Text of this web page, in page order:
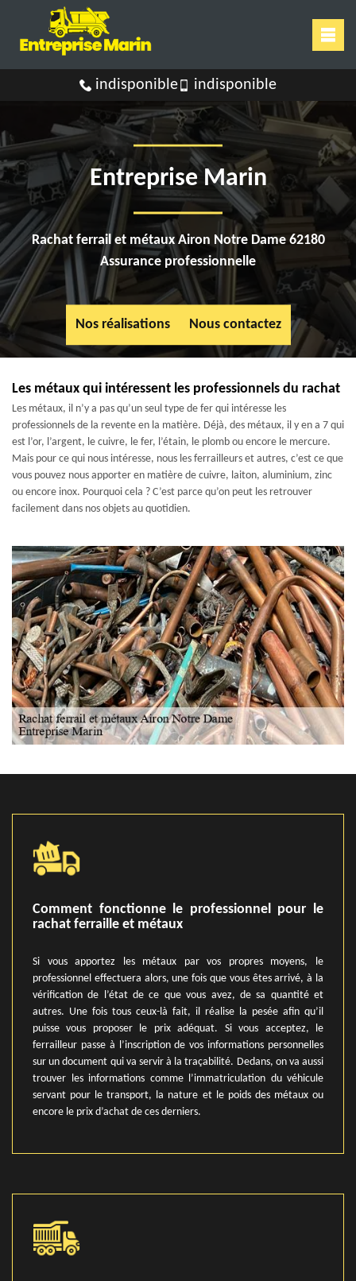
indisponible indisponible
Entreprise Marin
Rachat ferrail et métaux Airon Notre Dame 62180
Assurance professionnelle
Nos réalisations Nous contactez
Les métaux qui intéressent les professionnels du rachat
Les métaux, il n’y a pas qu’un seul type de fer qui intéresse les
professionnels de la revente en la matière. Déjà, des métaux, il y en a 7 qui
est l’or, l’argent, le cuivre, le fer, l’étain, le plomb ou encore le mercure.
Mais pour ce qui nous intéresse, nous les ferrailleurs et autres, c’est ce que
vous pouvez nous apporter en matière de cuivre, laiton, aluminium, zinc
ou encore inox. Pourquoi cela ? C’est parce qu’on peut les retrouver
facilement dans nos objets au quotidien.
Comment fonctionne le professionnel pour le
rachat ferraille et métaux
Si vous apportez les métaux par vos propres moyens, le
professionnel effectuera alors, une fois que vous êtes arrivé, à la
vérification de l’état de ce que vous avez, de sa quantité et
autres. Une fois tous ceux-là fait, il réalise la pesée afin qu’il
puisse vous proposer le prix adéquat. Si vous acceptez, le
ferrailleur passe à l’inscription de vos informations personnelles
sur un document qui va servir à la traçabilité. Dedans, on va aussi
trouver les informations comme l’immatriculation du véhicule
servant pour le transport, la nature et le poids des métaux ou
encore le prix d’achat de ces derniers.